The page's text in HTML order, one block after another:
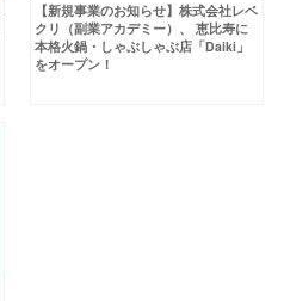
【新規事業のお知らせ】株式会社レベ
クリ（副業アカデミー）、 恵比寿に
本格火鍋・しゃぶしゃぶ店「Daiki」
をオープン！